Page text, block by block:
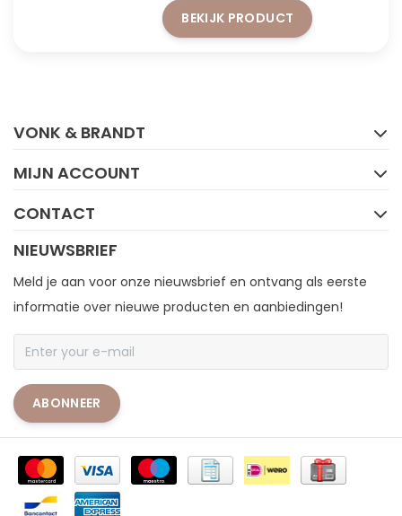
BEKIJK PRODUCT
VONK & BRANDT
MIJN ACCOUNT
CONTACT
NIEUWSBRIEF
Meld je aan voor onze nieuwsbrief en ontvang als eerste
informatie over nieuwe producten en aanbiedingen!
ABONNEER